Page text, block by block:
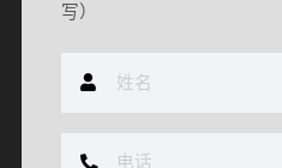
写）